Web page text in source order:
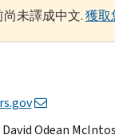
未譯成中文.獲取
David Odean